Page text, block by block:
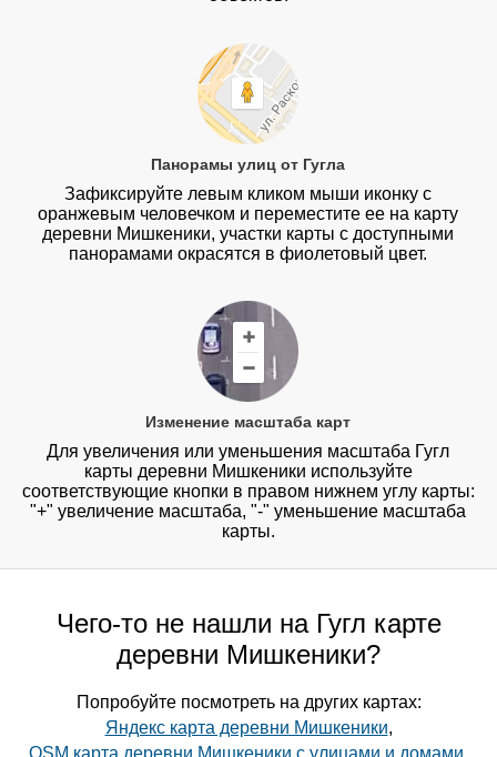
Панорамы улиц от Гугла
Зафиксируйте левым кликом мыши иконку с
оранжевым человечком и переместите ее на карту
деревни Мишкеники, участки карты с доступными
панорамами окрасятся в фиолетовый цвет.
Изменение масштаба карт
Для увеличения или уменьшения масштаба Гугл
карты деревни Мишкеники используйте
соответствующие кнопки в правом нижнем углу карты:
"+" увеличение масштаба, "-" уменьшение масштаба
карты.
Чего-то не нашли на Гугл карте
деревни Мишкеники?
Попробуйте посмотреть на других картах:
Яндекс карта деревни Мишкеники,